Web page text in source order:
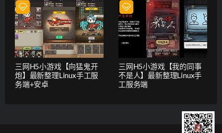
三网H5小游戏【向猛鬼开
炮】最新整理Linux手工服
务端+安卓
三网H5小游戏【我的同事
不是人】最新整理Linux手
工服务端